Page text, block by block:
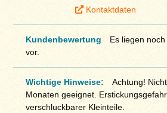
Kontaktdaten
Kundenbewertung
Es liegen
vor.
Wichtige Hinweise:
Achtung!
Monaten geeignet.
verschluckbarer Kleinteile.